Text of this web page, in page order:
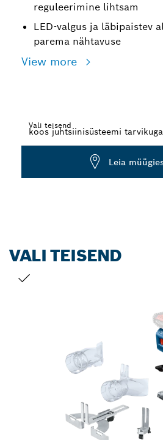
reguleerimine lihtsam
LED-valgus ja läbipaistev
parema nähtavuse
View more
Vali teisend
Leia
VALI TEISEND